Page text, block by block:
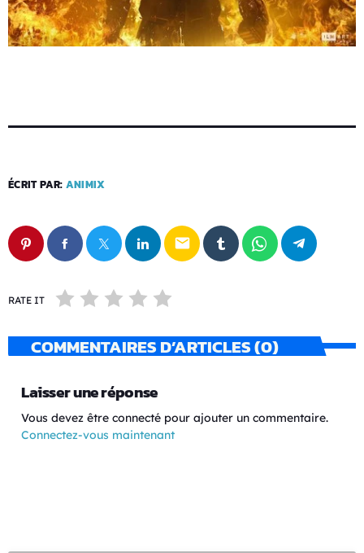
ÉCRIT PAR: ANIMIX
email
RATE IT
COMMENTAIRES D’ARTICLES (0)
Laisser une réponse
Vous devez être connecté pour ajouter un commentaire.
Connectez-vous maintenant